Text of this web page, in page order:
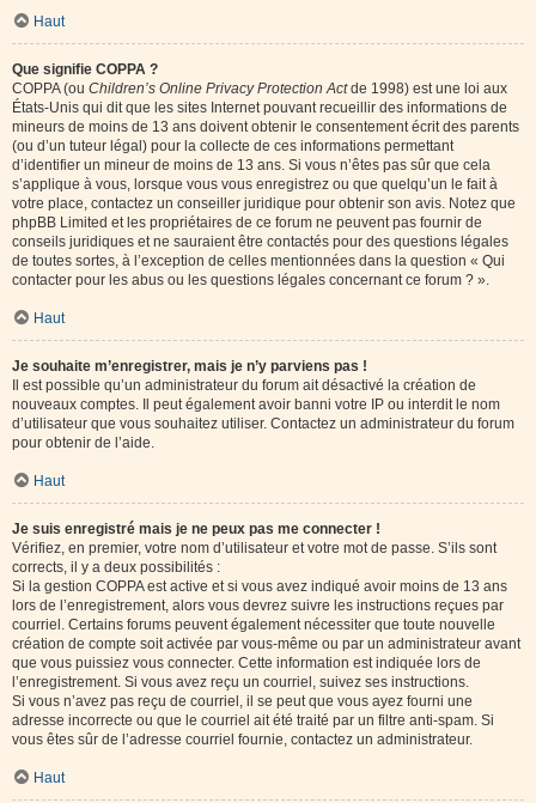
Haut
Que signifie COPPA ?
COPPA (ou Children’s Online Privacy Protection Actde 1998) est une loi aux
États-Unis qui dit que les sites Internet pouvant recueillir des informations de
mineurs de moins de 13 ans doivent obtenir le consentement écrit des parents
(ou d’un tuteur légal) pour la collecte de ces informations permettant
d’identifier un mineur de moins de 13 ans. Si vous n’êtes pas sûr que cela
s’applique à vous, lorsque vous vous enregistrez ou que quelqu’un le fait à
votre place, contactez un conseiller juridique pour obtenir son avis. Notez que
phpBB Limited et les propriétaires de ce forum ne peuvent pas fournir de
conseils juridiques et ne sauraient être contactés pour des questions légales
de toutes sortes, à l’exception de celles mentionnées dans la question « Qui
contacter pour les abus ou les questions légales concernant ce forum ? ».
Haut
Je souhaite m’enregistrer, mais je n’y parviens pas !
Il est possible qu’un administrateur du forum ait désactivé la création de
nouveaux comptes. Il peut également avoir banni votre IP ou interdit le nom
d’utilisateur que vous souhaitez utiliser. Contactez un administrateur du forum
pour obtenir de l’aide.
Haut
Je suis enregistré mais je ne peux pas me connecter !
Vérifiez, en premier, votre nom d’utilisateur et votre mot de passe. S’ils sont
corrects, il y a deux possibilités :
Si la gestion COPPA est active et si vous avez indiqué avoir moins de 13 ans
lors de l’enregistrement, alors vous devrez suivre les instructions reçues par
courriel. Certains forums peuvent également nécessiter que toute nouvelle
création de compte soit activée par vous-même ou par un administrateur avant
que vous puissiez vous connecter. Cette information est indiquée lors de
l’enregistrement. Si vous avez reçu un courriel, suivez ses instructions.
Si vous n’avez pas reçu de courriel, il se peut que vous ayez fourni une
adresse incorrecte ou que le courriel ait été traité par un filtre anti-spam. Si
vous êtes sûr de l’adresse courriel fournie, contactez un administrateur.
Haut